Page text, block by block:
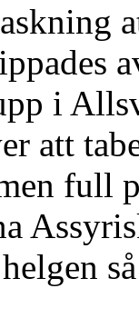
i
att
full